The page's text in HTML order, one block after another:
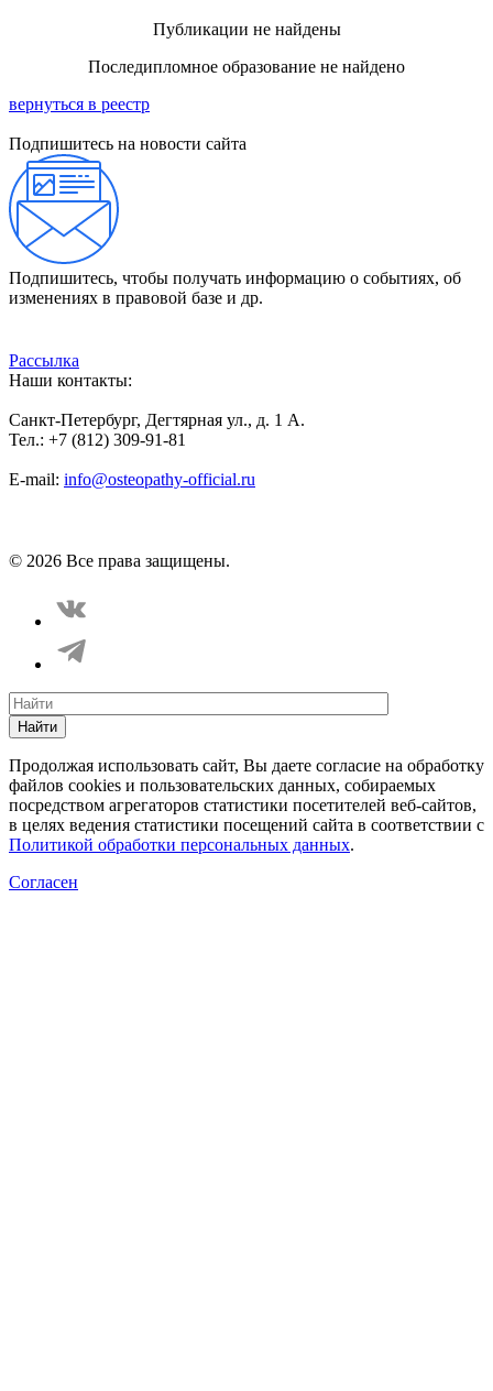
Публикации не найдены
Последипломное образование не найдено
вернуться в реестр
Подпишитесь на новости сайта
Подпишитесь, чтобы получать информацию о событиях, об
изменениях в правовой базе и др.
Рассылка
Наши контакты:
Санкт-Петербург, Дегтярная ул., д. 1 А.
Тел.: +7 (812) 309-91-81
E-mail: info@osteopathy-official.ru
© 2026 Все права защищены.
Найти
Продолжая использовать сайт, Вы даете согласие на обработку
файлов cookies и пользовательских данных, собираемых
посредством агрегаторов статистики посетителей веб-сайтов,
в целях ведения статистики посещений сайта в соответствии с
Политикой обработки персональных данных.
Согласен